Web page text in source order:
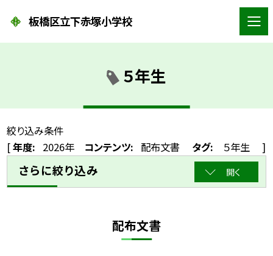
板橋区立下赤塚小学校
５年生
絞り込み条件
[年度: 2026年 コンテンツ: 配布文書 タグ: ５年生 ]
さらに絞り込み 開く
配布文書